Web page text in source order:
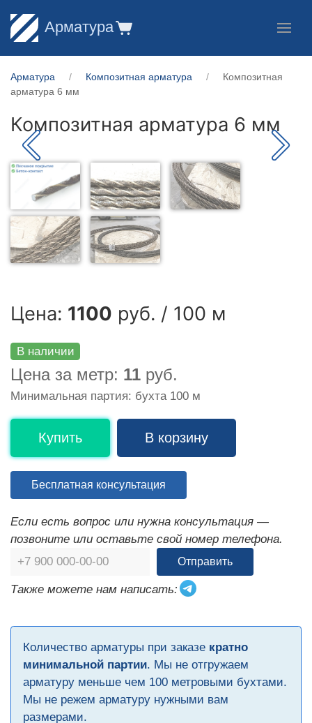
Арматура
Арматура Композитная арматура
Композитная
арматура 6 мм
Композитная арматура 6 мм
Цена: 1100 руб. / 100 м
В наличии
Цена за метр: 11 руб.
Минимальная партия: бухта 100 м
Купить В корзину
Бесплатная консультация
Если есть вопрос или нужна консультация —
позвоните или оставьте свой номер телефона.
Отправить
Также можете нам написать:
Количество арматуры при заказе кратно
минимальной партии. Мы не отгружаем
арматуру меньше чем 100 метровыми бухтами.
Мы не режем арматуру нужными вам
размерами.